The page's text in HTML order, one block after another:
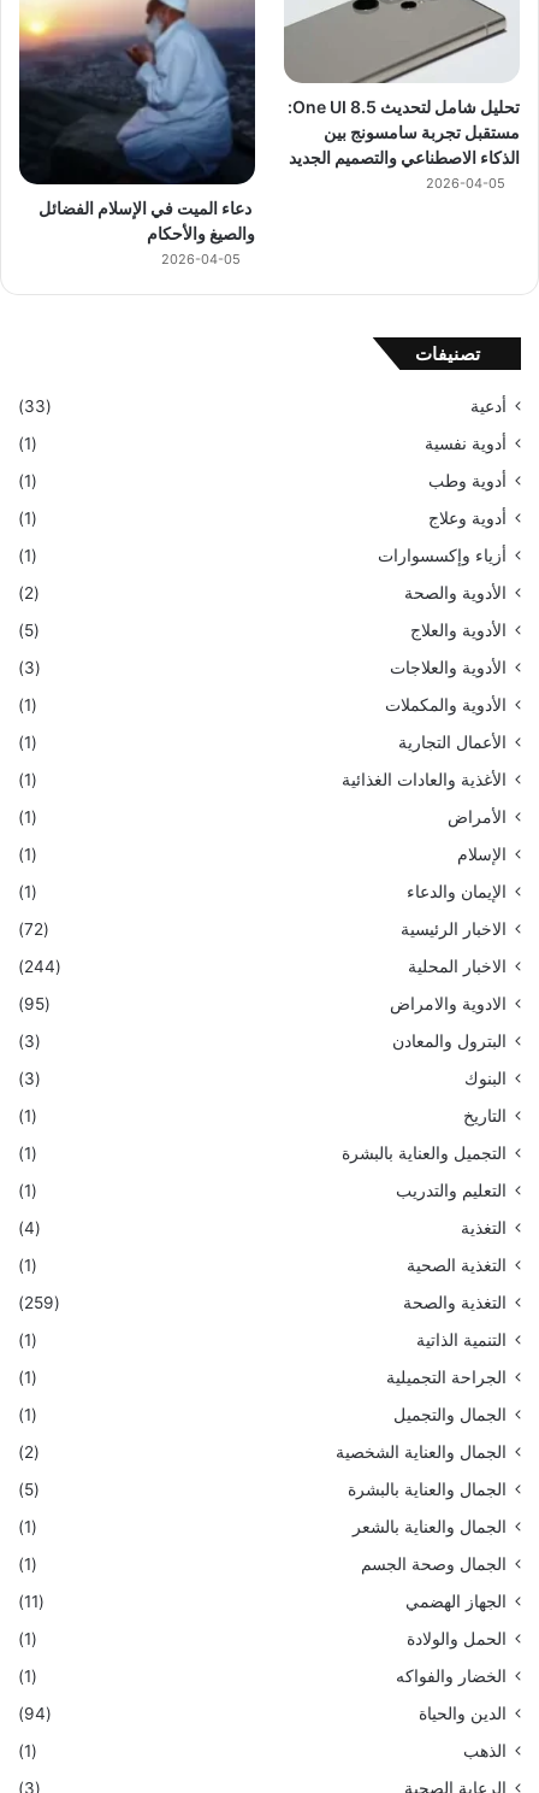
تحليل شامل لتحديث One UI 8.5:
مستقبل تجربة سامسونج بين
الذكاء الاصطناعي والتصميم الجديد
2026-04-05
دعاء الميت في الإسلام الفضائل
والصيغ والأحكام
2026-04-05
تصنيفات
أدعية
(33)
أدوية نفسية
(1)
أدوية وطب
(1)
أدوية وعلاج
(1)
أزياء وإكسسوارات
(1)
الأدوية والصحة
(2)
الأدوية والعلاج
(5)
الأدوية والعلاجات
(3)
الأدوية والمكملات
(1)
الأعمال التجارية
(1)
الأغذية والعادات الغذائية
(1)
الأمراض
(1)
الإسلام
(1)
الإيمان والدعاء
(1)
الاخبار الرئيسية
(72)
الاخبار المحلية
(244)
الادوية والامراض
(95)
البترول والمعادن
(3)
البنوك
(3)
التاريخ
(1)
التجميل والعناية بالبشرة
(1)
التعليم والتدريب
(1)
التغذية
(4)
التغذية الصحية
(1)
التغذية والصحة
(259)
التنمية الذاتية
(1)
الجراحة التجميلية
(1)
الجمال والتجميل
(1)
الجمال والعناية الشخصية
(2)
الجمال والعناية بالبشرة
(5)
الجمال والعناية بالشعر
(1)
الجمال وصحة الجسم
(1)
الجهاز الهضمي
(11)
الحمل والولادة
(1)
الخضار والفواكه
(1)
الدين والحياة
(94)
الذهب
(1)
الرعاية الصحية
(3)